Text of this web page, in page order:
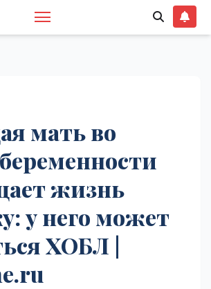
мать во
жизнь
у него может
ХОБЛ |